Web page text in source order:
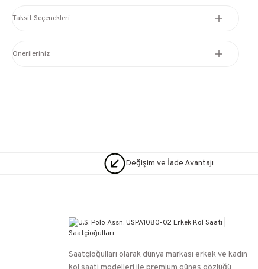
Taksit Seçenekleri
Önerileriniz
Değişim ve İade Avantajı
Saatçioğulları⁠ olarak dünya markası erkek ve kadın